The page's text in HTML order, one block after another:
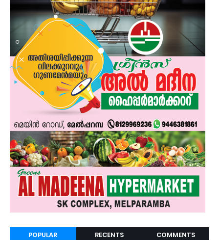
POPULAR RECENTS COMMENTS